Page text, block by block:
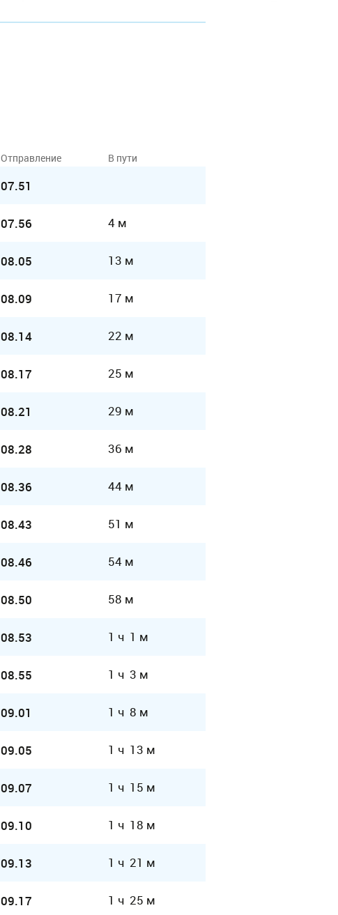
Отправление В пути
07.51
07.56 4 м
08.05 13 м
08.09 17 м
08.14 22 м
08.17 25 м
08.21 29 м
08.28 36 м
08.36 44 м
08.43 51 м
08.46 54 м
08.50 58 м
08.53 1 ч 1 м
08.55 1 ч 3 м
09.01 1 ч 8 м
09.05 1 ч 13 м
09.07 1 ч 15 м
09.10 1 ч 18 м
09.13 1 ч 21 м
09.17 1 ч 25 м